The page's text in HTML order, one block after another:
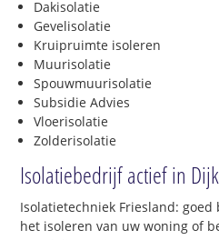
Dakisolatie
Gevelisolatie
Kruipruimte isoleren
Muurisolatie
Spouwmuurisolatie
Subsidie Advies
Vloerisolatie
Zolderisolatie
Isolatiebedrijf actief in
Isolatietechniek Friesland:
het isoleren van uw woning of